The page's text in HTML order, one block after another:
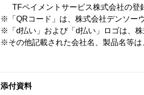
TFペイメントサービス株式会社の登
※「QRコード」は、株式会社デンソー
※「d払い」および「d払い」ロゴは、
※その他記載された会社名、製品名等は
添付資料